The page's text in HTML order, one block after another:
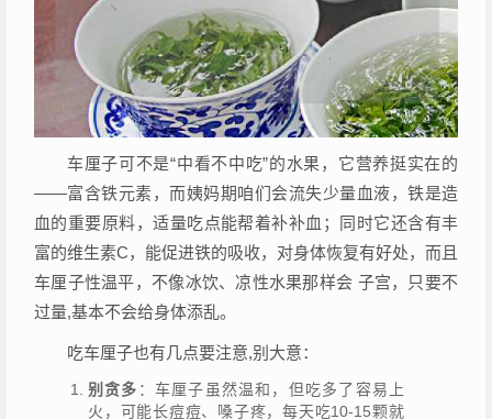
车厘子可不是“中看不中吃”的水果，它营养挺实在的
——富含铁元素，而姨妈期咱们会流失少量血液，铁是造
血的重要原料，适量吃点能帮着补补血；同时它还含有丰
富的维生素C，能促进铁的吸收，对身体恢复有好处，而且
车厘子性温平，不像冰饮、凉性水果那样会 子宫，只要不
过量,基本不会给身体添乱。
吃车厘子也有几点要注意,别大意：
别贪多 ：车厘子虽然温和，但吃多了容易上
火，可能长痘痘、嗓子疼，每天吃10-15颗就